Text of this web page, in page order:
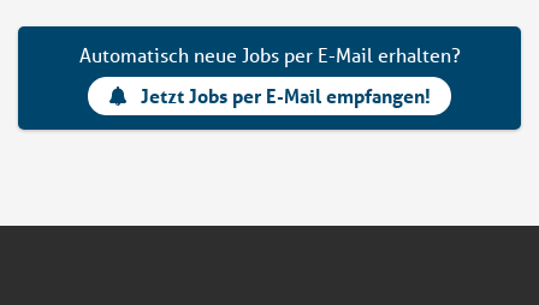
Automatisch neue Jobs per E-Mail erhalten?
Jetzt Jobs per E-Mail empfangen!